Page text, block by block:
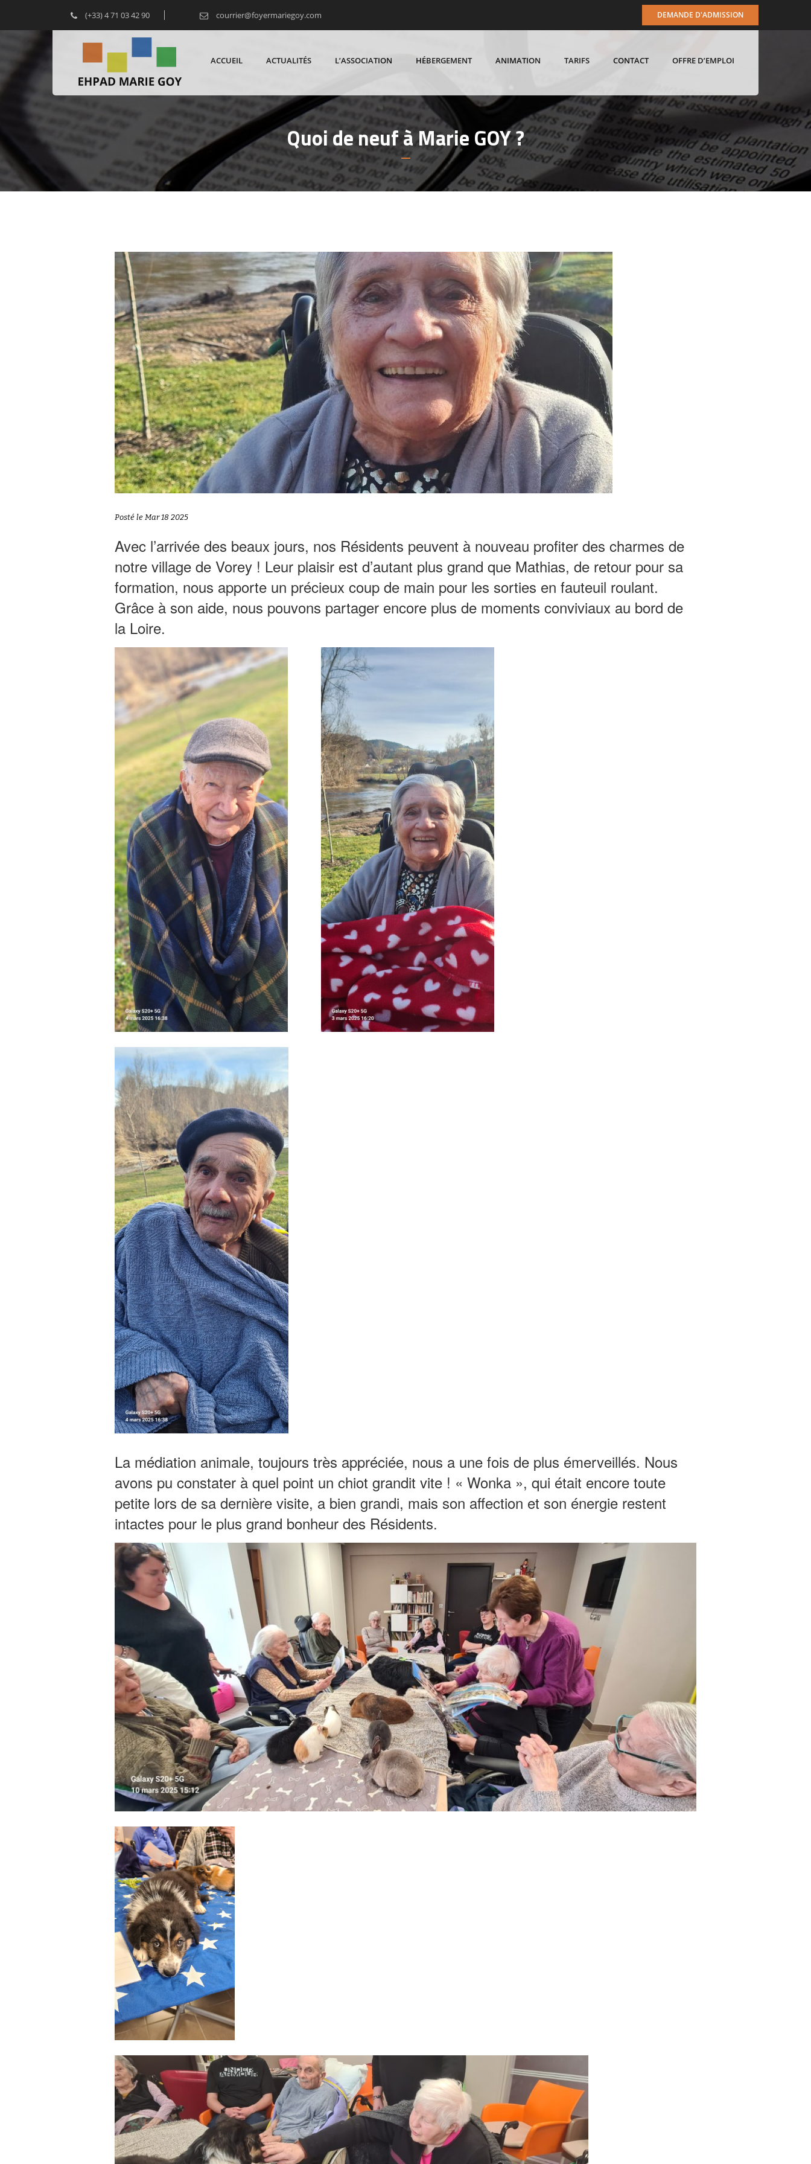
(+33) 4 71 03 42 90 courrier@foyermariegoy.com DEMANDE D'ADMISSION
ACCUEIL ACTUALITÉS L’ASSOCIATION HÉBERGEMENT ANIMATION TARIFS CONTACT OFFRE D’EMPLOI
Quoi de neuf à Marie GOY ?
Posté le Mar 18 2025
Avec l’arrivée des beaux jours, nos Résidents peuvent à nouveau profiter des charmes de
notre village de Vorey ! Leur plaisir est d’autant plus grand que Mathias, de retour pour sa
formation, nous apporte un précieux coup de main pour les sorties en fauteuil roulant.
Grâce à son aide, nous pouvons partager encore plus de moments conviviaux au bord de
la Loire.
La médiation animale, toujours très appréciée, nous a une fois de plus émerveillés. Nous
avons pu constater à quel point un chiot grandit vite ! « Wonka », qui était encore toute
petite lors de sa dernière visite, a bien grandi, mais son affection et son énergie restent
intactes pour le plus grand bonheur des Résidents.